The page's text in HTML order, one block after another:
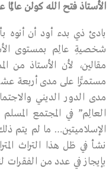
الأستاذ فتح الله كولن عالِمًا
بادئ ذي بدء أود أن أنوه
شخصيةِ عالِم بمستوى
مقالين، لأن الأستاذ من
مستمرًّا على مدى أربعة
مدى الدور الديني
العالِم” في المجتمع
الإسلاميتين… ما لم يتم
نشأ في ظل هذا التراث
بإيجاز في عدد من الفقرات